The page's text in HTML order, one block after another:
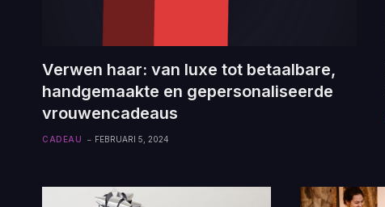
Verwen haar: van luxe tot betaalbare,
handgemaakte en gepersonaliseerde
vrouwencadeaus
CADEAU FEBRUARI 5, 2024